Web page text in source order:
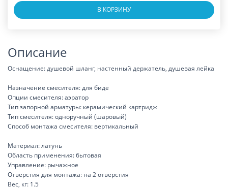
В КОРЗИНУ
Описание
Оснащение: душевой шланг, настенный держатель, душевая лейка
Назначение смесителя: для биде
Опции смесителя: аэратор
Тип запорной арматуры: керамический картридж
Тип смесителя: одноручный (шаровый)
Способ монтажа смесителя: вертикальный
Материал: латунь
Область применения: бытовая
Управление: рычажное
Отверстия для монтажа: на 2 отверстия
Вес, кг: 1.5